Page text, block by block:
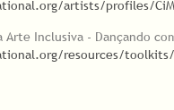
artists/profiles/
Arte Inclusiva - Dançando
resources/